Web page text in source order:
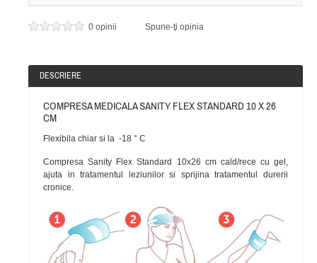
0 opinii Spune-ţi opinia
DESCRIERE
COMPRESA MEDICALA SANITY FLEX STANDARD 10 X 26
CM
Flexibila chiar si la -18 ° C
Compresa Sanity Flex Standard 10x26 cm cald/rece cu gel,
ajuta in tratamentul leziunilor si sprijina tratamentul durerii
cronice.